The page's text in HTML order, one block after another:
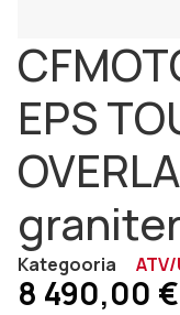
EPS
Kategooria
8 490,00 €